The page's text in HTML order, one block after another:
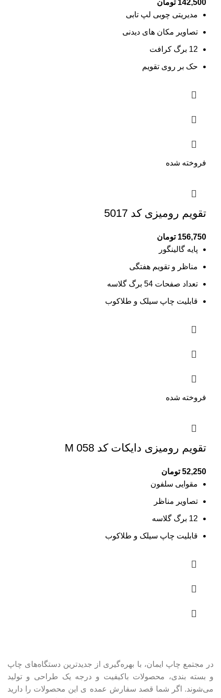
142,500 تومان
مدیریتی چوبی لپ تابی
تصاویر مکان های دیدنی
12 برگ کرافت
حک بر روی تقویم
فروخته شده
تقویم رومیزی کد 5017
156,750 تومان
پایه گالینگور
مناظر و تقویم هفتگی
تعداد صفحات 54 برگ گلاسه
قابلیت چاپ سیلک و طلاکوب
فروخته شده
تقویم رومیزی دایکات کد M 058
52,250 تومان
مقوایی سلفون
تصاویر مناظر
12 برگ گلاسه
قابلیت چاپ سیلک و طلاکوب
در مجتمع چاپ ایمان، با بهره‌گیری از جدیدترین دستگاه‌های چاپ
و بسته بندی، محصولات باکیفیت و درجه یک طراحی و تولید
می‌شوند. اگر شما قصد سفارش عمده ی این محصولات را دارید